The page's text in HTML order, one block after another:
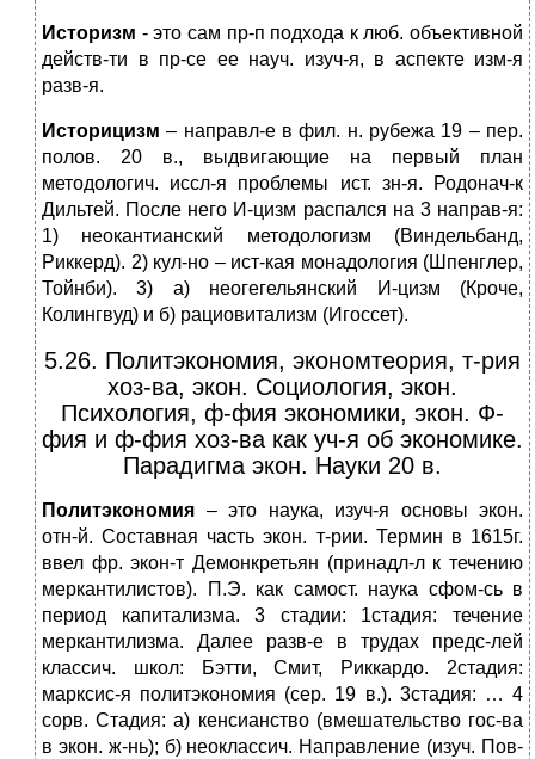
Историзм - это сам пр-п подхода к люб. объективной
действ-ти в пр-се ее науч. изуч-я, в аспекте изм-я
разв-я.
Историцизм – направл-е в фил. н. рубежа 19 – пер.
полов. 20 в., выдвигающие на первый план
методологич. иссл-я проблемы ист. зн-я. Родонач-к
Дильтей. После него И-цизм распался на 3 направ-я:
1) неокантианский методологизм (Виндельбанд,
Риккерд). 2) кул-но – ист-кая монадология (Шпенглер,
Тойнби). 3) а) неогегельянский И-цизм (Кроче,
Колингвуд) и б) рациовитализм (Игоссет).
5.26. Политэкономия, экономтеория, т-рия
хоз-ва, экон. Социология, экон.
Психология, ф-фия экономики, экон. Ф-
фия и ф-фия хоз-ва как уч-я об экономике.
Парадигма экон. Науки 20 в.
Политэкономия – это наука, изуч-я основы экон.
отн-й. Составная часть экон. т-рии. Термин в 1615г.
ввел фр. экон-т Демонкретьян (принадл-л к течению
меркантилистов). П.Э. как самост. наука сфом-сь в
период капитализма. 3 стадии: 1стадия: течение
меркантилизма. Далее разв-е в трудах предс-лей
классич. школ: Бэтти, Смит, Риккардо. 2стадия:
марксис-я политэкономия (сер. 19 в.). 3стадия: … 4
сорв. Стадия: а) кенсианство (вмешательство гос-ва
в экон. ж-нь); б) неоклассич. Направление (изуч. Пов-